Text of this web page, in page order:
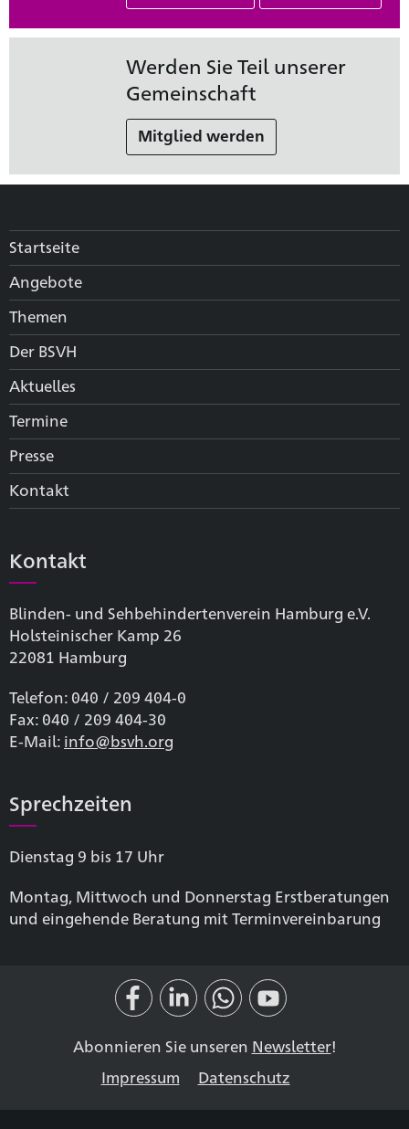
Werden Sie Teil unserer
Gemeinschaft
Mitglied werden
Startseite
Angebote
Themen
Der BSVH
Aktuelles
Termine
Presse
Kontakt
Kontakt
Blinden- und Sehbehinderten­verein Hamburg e.V.
Holsteinischer Kamp 26
22081 Hamburg
Telefon: 040 / 209 404-0
Fax: 040 / 209 404-30
E-Mail: info@bsvh.org
Sprechzeiten
Dienstag 9 bis 17 Uhr
Montag, Mittwoch und Donnerstag Erstberatungen
und eingehende Beratung mit Terminvereinbarung
Abonnieren Sie unseren Newsletter!
Impressum
Datenschutz